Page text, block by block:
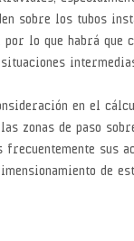
sobre los tubos
por lo que habrá que
en el
zonas de paso
frecuentemente sus
de